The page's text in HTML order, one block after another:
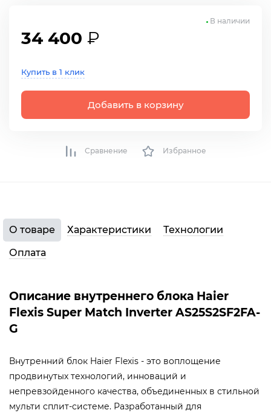
34 400 ₽
Купить в 1 клик
Добавить в корзину
В наличии
Сравнение Избранное
О товаре Характеристики
Технологии
Оплата
Описание внутреннего блока Haier
Flexis Super Match Inverter AS25S2SF2FA-
G
Внутренний блок Haier Flexis - это воплощение
продвинутых технологий, инноваций и
непревзойденного качества, объединенных в стильной
мульти сплит-системе. Разработанный для